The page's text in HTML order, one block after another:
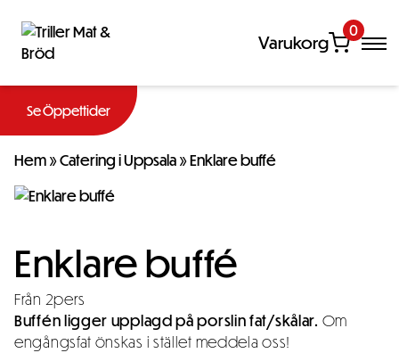
Varukorg
0
Se Öppettider
Hem»Catering i Uppsala»Enklare buffé
Enklare buffé
Från 2pers
Buffén ligger upplagd på porslin fat/skålar. Om
engångsfat önskas i stället meddela oss!